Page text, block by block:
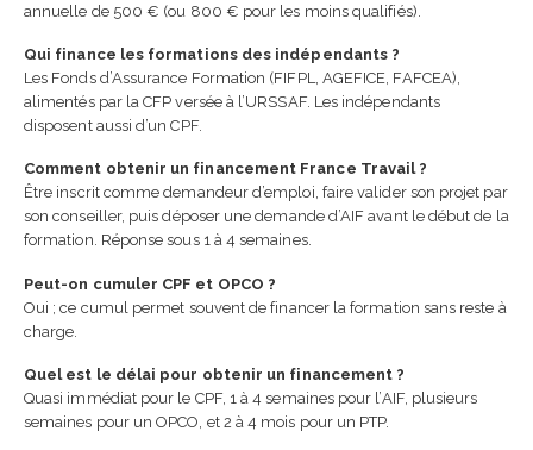
annuelle de 500 € (ou 800 € pour les moins qualifiés).
Qui finance les formations des indépendants ?
Les Fonds d’Assurance Formation (FIFPL, AGEFICE, FAFCEA),
alimentés par la CFP versée à l’URSSAF. Les indépendants
disposent aussi d’un CPF.
Comment obtenir un financement France Travail ?
Être inscrit comme demandeur d’emploi, faire valider son projet par
son conseiller, puis déposer une demande d’AIF avant le début de la
formation. Réponse sous 1 à 4 semaines.
Peut-on cumuler CPF et OPCO ?
Oui ; ce cumul permet souvent de financer la formation sans reste à
charge.
Quel est le délai pour obtenir un financement ?
Quasi immédiat pour le CPF, 1 à 4 semaines pour l’AIF, plusieurs
semaines pour un OPCO, et 2 à 4 mois pour un PTP.